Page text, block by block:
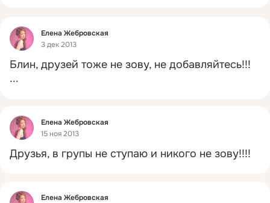
Фид
Елена Жебровская
3 дек 2013
Блин, друзей тоже не зову, не добавляйтесь!!!
...
Фид
Елена Жебровская
15 ноя 2013
Друзья, в групы не ступаю и никого не зову!!!!
Фид
Елена Жебровская